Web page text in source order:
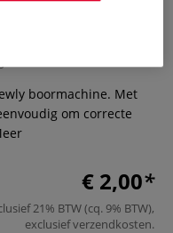
boormachine. Met
om correcte
€ 2,00
21% BTW (cq. 9% BTW),
exclusiefverzendkosten.